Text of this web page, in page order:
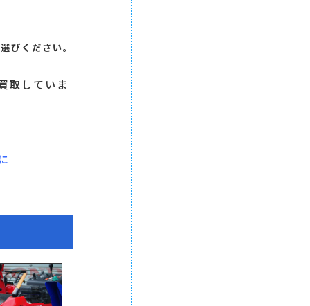
びください。
取していま